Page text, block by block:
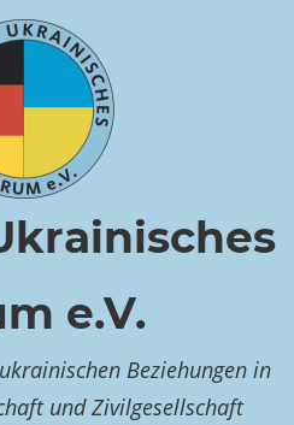
e.V.
Beziehungen in
und Zivilgesellschaft